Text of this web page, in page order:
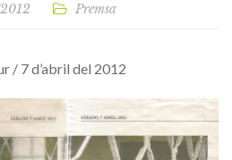
Premsa
/ 7 d’abril del 2012